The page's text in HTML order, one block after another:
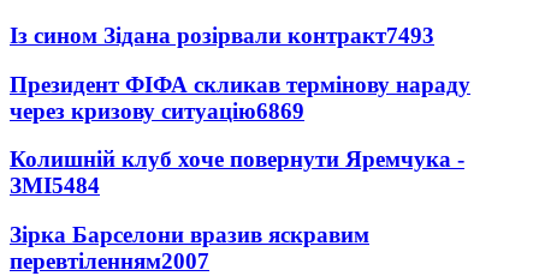
Із сином Зідана розірвали контракт7493
Президент ФІФА скликав термінову нараду
через кризову ситуацію6869
Колишній клуб хоче повернути Яремчука -
ЗМІ5484
Зірка Барселони вразив яскравим
перевтіленням2007